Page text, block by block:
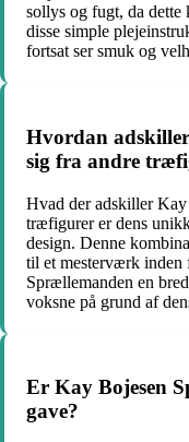
sollys og fugt, da
disse simple
fortsat ser smuk og
Hvordan
sig fra andre
Hvad der adskiller
træfigurer er dens
design. Denne
til et mesterværk inden
Sprællemanden en
voksne på grund af
Er Kay Bojesen
gave?